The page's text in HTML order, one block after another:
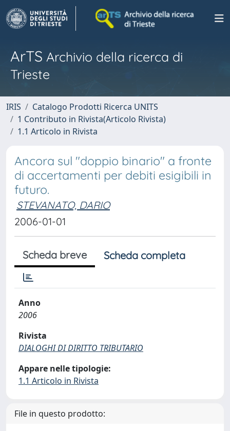
ArTS Archivio della ricerca di
Trieste
IRIS
Catalogo Prodotti Ricerca UNITS
1 Contributo in Rivista(Articolo Rivista)
1.1 Articolo in Rivista
Ancora sul "doppio binario" a fronte
di accertamenti per debiti esigibili in
futuro.
STEVANATO, DARIO
2006-01-01
Scheda breve Scheda completa
Anno
2006
Rivista
DIALOGHI DI DIRITTO TRIBUTARIO
Appare nelle tipologie:
1.1 Articolo in Rivista
File in questo prodotto: